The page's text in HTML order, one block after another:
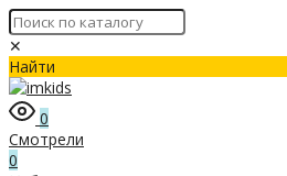
✕
Найти
0
Смотрели
0